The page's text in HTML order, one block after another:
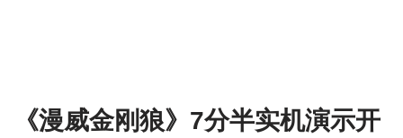
《漫威金刚狼》7分半实机演示开